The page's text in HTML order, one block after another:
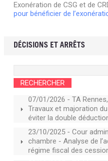
Exonération de CSG et de
pour bénéficier de
DÉCISIONS ET ARRÊTS
RECHERCHER
07/01/2026 - TA
Travaux et majoration
éviter la double
23/10/2025 - Cour
chambre - Analyse de
régime fiscal des